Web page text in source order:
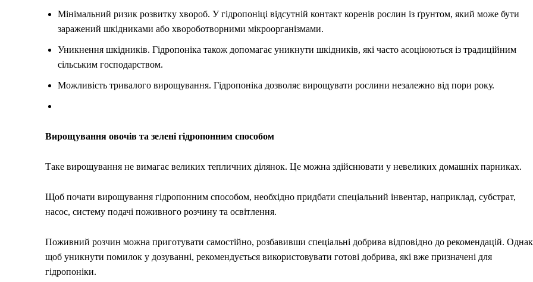
Мінімальний ризик розвитку хвороб. У гідропоніці відсутній контакт коренів рослин із ґрунтом, який може бути
заражений шкідниками або хвороботворними мікроорганізмами.
Уникнення шкідників. Гідропоніка також допомагає уникнути шкідників, які часто асоціюються із традиційним
сільським господарством.
Можливість тривалого вирощування. Гідропоніка дозволяє вирощувати рослини незалежно від пори року.
Вирощування овочів та зелені гідропонним способом
Таке вирощування не вимагає великих тепличних ділянок. Це можна здійснювати у невеликих домашніх парниках.
Щоб почати вирощування гідропонним способом, необхідно придбати спеціальний інвентар, наприклад, субстрат,
насос, систему подачі поживного розчину та освітлення.
Поживний розчин можна приготувати самостійно, розбавивши спеціальні добрива відповідно до рекомендацій.
щоб уникнути помилок у дозуванні, рекомендується використовувати готові добрива, які вже призначені для
гідропоніки.